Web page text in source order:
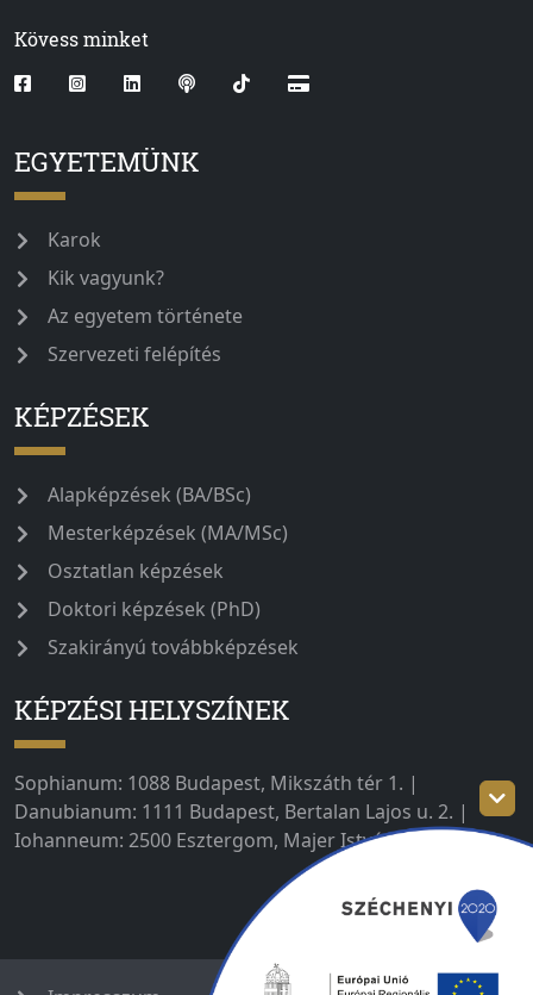
Kövess minket
EGYETEMÜNK
Karok
Kik vagyunk?
Az egyetem története
Szervezeti felépítés
KÉPZÉSEK
Alapképzések (BA/BSc)
Mesterképzések (MA/MSc)
Osztatlan képzések
Doktori képzések (PhD)
Szakirányú továbbképzések
KÉPZÉSI HELYSZÍNEK
Sophianum: 1088 Budapest, Mikszáth tér 1. |
Danubianum: 1111 Budapest, Bertalan Lajos u. 2. |
Iohanneum: 2500 Esztergom, Majer István út 1–3.